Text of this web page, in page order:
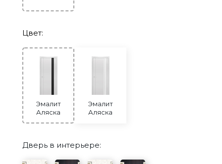
Цвет:
Эмалит
Аляска
Эмалит
Аляска
Дверь в интерьере: